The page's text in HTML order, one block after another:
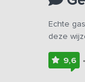
Echte
deze
9,6